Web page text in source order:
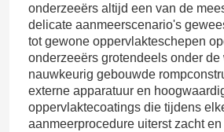
onderzeeërs altijd een van de
delicate aanmeerscenario's
tot gewone oppervlakteschepen
onderzeeërs grotendeels onder de
nauwkeurig gebouwde
externe apparatuur en
oppervlaktecoatings die tijdens
aanmeerprocedure uiterst zacht